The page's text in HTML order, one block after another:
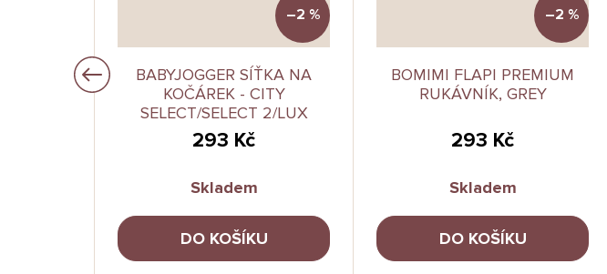
–2 %
BABYJOGGER SÍŤKA NA
KOČÁREK - CITY
SELECT/SELECT 2/LUX
293 Kč
Skladem
DO KOŠÍKU
–2 %
BOMIMI FLAPI PREMIUM
RUKÁVNÍK, GREY
293 Kč
Skladem
DO KOŠÍKU